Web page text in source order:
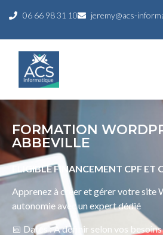
06 66 98 31 10 jeremy@acs-
FORMATION
ABBEVILLE
ELIGIBLE FINANCEMENT CPF ET
Apprenez à créer et gérer votre site
autonomie avec un expert dédié
📅 Dates : À définir selon vos besoins